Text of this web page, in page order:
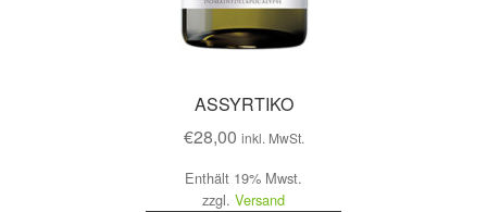
ASSYRTIKO
€28,00 inkl. MwSt.
Enthält 19% Mwst.
zzgl. Versand